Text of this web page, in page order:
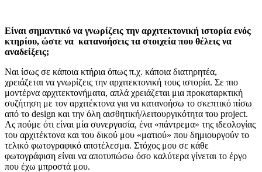
Είναι σημαντικό να γνωρίζεις την αρχιτεκτονική ιστορία ενός
κτηρίου, ώστε να κατανοήσεις τα στοιχεία που θέλεις να
αναδείξεις;
Ναι ίσως σε κάποια κτήρια όπως π.χ. κάποια διατηρητέα,
χρειάζεται να γνωρίζεις την αρχιτεκτονική τους ιστορία. Σε πιο
μοντέρνα αρχιτεκτονήματα, απλά χρειάζεται μια προκαταρκτική
συζήτηση με τον αρχιτέκτονα για να κατανοήσω το σκεπτικό πίσω
από το design και την όλη αισθητική/λειτουργικότητα του project.
Ας πούμε ότι είναι μία συνεργασία, ένα «πάντρεμα» της ιδεολογίας
του αρχιτέκτονα και του δικού μου «ματιού» που δημιουργούν το
τελικό φωτογραφικό αποτέλεσμα. Στόχος μου σε κάθε
φωτογράφιση είναι να αποτυπώσω όσο καλύτερα γίνεται το έργο
που έχω μπροστά μου.